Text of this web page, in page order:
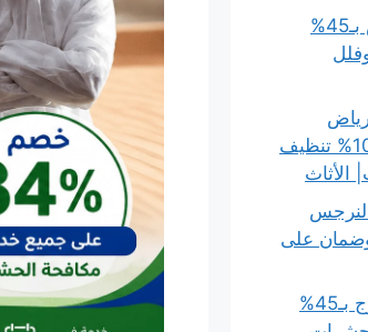
افضل شركة تنظيف بالرياض بـ45%
بـ23%خصم لإزالة الأضرار100% تنظيف
الأثاث
على
شركة مكافحة حشرات بالخرج بـ45%